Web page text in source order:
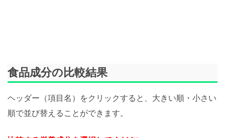
食品成分の比較結果
ヘッダー（項目名）をクリックすると、大きい順・小さい
順で並び替えることができます。